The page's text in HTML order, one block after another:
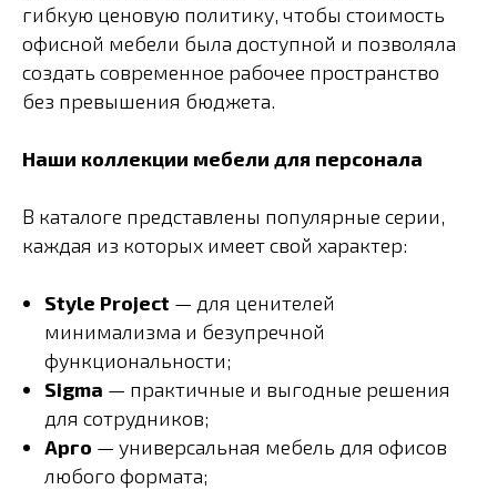
гибкую ценовую политику, чтобы стоимость
офисной мебели была доступной и позволяла
создать современное рабочее пространство
без превышения бюджета.
Наши коллекции мебели для персонала
В каталоге представлены популярные серии,
каждая из которых имеет свой характер:
Style Project — для ценителей
минимализма и безупречной
функциональности;
Sigma — практичные и выгодные решения
для сотрудников;
Арго — универсальная мебель для офисов
любого формата;